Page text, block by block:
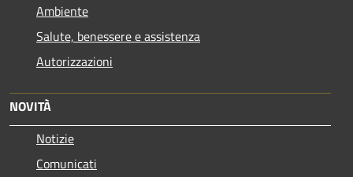
Ambiente
Salute, benessere e assistenza
Autorizzazioni
NOVITÀ
Notizie
Comunicati